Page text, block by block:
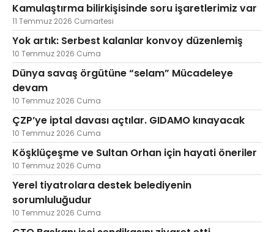
Kamulaştırma bilirkişisinde soru işaretlerimiz var
11 Temmuz 2026 Cumartesi
Yok artık: Serbest kalanlar konvoy düzenlemiş
10 Temmuz 2026 Cuma
Dünya savaş örgütüne “selam” Mücadeleye
devam
10 Temmuz 2026 Cuma
ÇZP’ye iptal davası açtılar. GIDAMO kınayacak
10 Temmuz 2026 Cuma
Köşklüçeşme ve Sultan Orhan için hayati öneriler
10 Temmuz 2026 Cuma
Yerel tiyatrolara destek belediyenin
sorumluluğudur
10 Temmuz 2026 Cuma